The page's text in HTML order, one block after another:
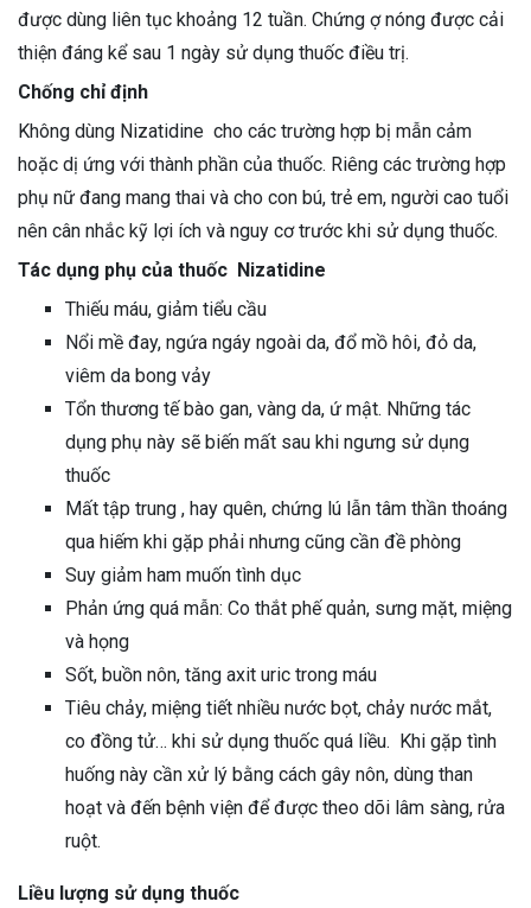
được dùng liên tục khoảng 12 tuần. Chứng ợ nóng được cải
thiện đáng kể sau 1 ngày sử dụng thuốc điều trị.
Chống chỉ định
Không dùng Nizatidine cho các trường hợp bị mẫn cảm
hoặc dị ứng với thành phần của thuốc. Riêng các trường hợp
phụ nữ đang mang thai và cho con bú, trẻ em, người cao tuổi
nên cân nhắc kỹ lợi ích và nguy cơ trước khi sử dụng thuốc.
Tác dụng phụ của thuốc Nizatidine
Thiếu máu, giảm tiểu cầu
Nổi mề đay, ngứa ngáy ngoài da, đổ mồ hôi, đỏ da,
viêm da bong vảy
Tổn thương tế bào gan, vàng da, ứ mật. Những tác
dụng phụ này sẽ biến mất sau khi ngưng sử dụng
thuốc
Mất tập trung , hay quên, chứng lú lẫn tâm thần thoáng
qua hiếm khi gặp phải nhưng cũng cần đề phòng
Suy giảm ham muốn tình dục
Phản ứng quá mẫn: Co thắt phế quản, sưng mặt, miệng
và họng
Sốt, buồn nôn, tăng axit uric trong máu
Tiêu chảy, miệng tiết nhiều nước bọt, chảy nước mắt,
co đồng tử… khi sử dụng thuốc quá liều. Khi gặp tình
huống này cần xử lý bằng cách gây nôn, dùng than
hoạt và đến bệnh viện để được theo dõi lâm sàng, rửa
ruột.
Liều lượng sử dụng thuốc